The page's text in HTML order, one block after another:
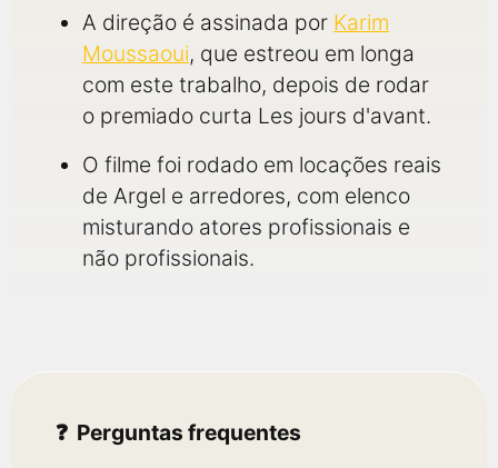
A direção é assinada por Karim
Moussaoui, que estreou em longa
com este trabalho, depois de rodar
o premiado curta Les jours d'avant.
O filme foi rodado em locações reais
de Argel e arredores, com elenco
misturando atores profissionais e
não profissionais.
Perguntas frequentes